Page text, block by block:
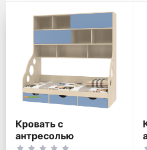
Кровати с
Кровать с
антресолью